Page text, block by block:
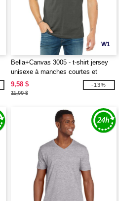
W1
Bella+Canvas 3005 - t-shirt jersey
unisexe à manches courtes et
encolure en V
9,58 $
11,00 $
-13%